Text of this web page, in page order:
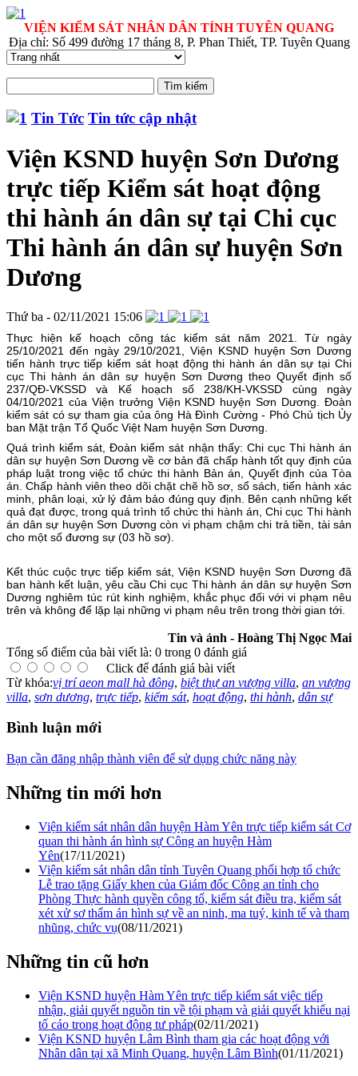
VIỆN KIỂM SÁT NHÂN DÂN TỈNH TUYÊN QUANG
Địa chỉ: Số 499 đường 17 tháng 8, P. Phan Thiết, TP. Tuyên Quang
Tin Tức Tin tức cập nhật
Viện KSND huyện Sơn Dương
trực tiếp Kiểm sát hoạt động
thi hành án dân sự tại Chi cục
Thi hành án dân sự huyện Sơn
Dương
Thứ ba - 02/11/2021 15:06
Thực hiện kế hoạch công tác kiểm sát năm 2021. Từ ngày
25/10/2021 đến ngày 29/10/2021, Viện KSND huyện Sơn Dương
tiến hành trực tiếp kiểm sát hoạt động thi hành án dân sự tại Chi
cục Thi hành án dân sự huyện Sơn Dương theo Quyết định số
237/QĐ-VKSSD và Kế hoạch số 238/KH-VKSSD cùng ngày
04/10/2021 của Viện trưởng Viện KSND huyện Sơn Dương. Đoàn
kiểm sát có sự tham gia của ông Hà Đình Cường - Phó Chủ tịch Ủy
ban Mặt trận Tổ Quốc Việt Nam huyện Sơn Dương.
Quá trình kiểm sát, Đoàn kiểm sát nhận thấy: Chi cục Thi hành án
dân sự huyện Sơn Dương về cơ bản đã chấp hành tốt quy định của
pháp luật trong việc tổ chức thi hành Bản án, Quyết định của Tòa
án. Chấp hành viên theo dõi chặt chẽ hồ sơ, sổ sách, tiến hành xác
minh, phân loại, xử lý đảm bảo đúng quy định. Bên cạnh những kết
quả đạt được, trong quá trình tổ chức thi hành án, Chi cục Thi hành
án dân sự huyện Sơn Dương còn vi phạm chậm chi trả tiền, tài sản
cho một số đương sự (03 hồ sơ).
Kết thúc cuộc trực tiếp kiểm sát, Viện KSND huyện Sơn Dương đã
ban hành kết luận, yêu cầu Chi cục Thi hành án dân sự huyện Sơn
Dương nghiêm túc rút kinh nghiệm, khắc phục đối với vi phạm nêu
trên và không để lặp lại những vi phạm nêu trên trong thời gian tới.
Tin và ảnh - Hoàng Thị Ngọc Mai
Tổng số điểm của bài viết là: 0 trong 0 đánh giá
Click để đánh giá bài viết
Từ khóa:vị trí aeon mall hà đông, biệt thự an vượng villa, an vượng
villa, sơn dương, trực tiếp, kiểm sát, hoạt động, thi hành, dân sự
Bình luận mới
Bạn cần đăng nhập thành viên để sử dụng chức năng này
Những tin mới hơn
Viện kiểm sát nhân dân huyện Hàm Yên trực tiếp kiểm sát Cơ
quan thi hành án hình sự Công an huyện Hàm
Yên(17/11/2021)
Viện kiểm sát nhân dân tỉnh Tuyên Quang phối hợp tổ chức
Lễ trao tặng Giấy khen của Giám đốc Công an tỉnh cho
Phòng Thực hành quyền công tố, kiểm sát điều tra, kiểm sát
xét xử sơ thẩm án hình sự về an ninh, ma tuý, kinh tế và tham
nhũng, chức vụ(08/11/2021)
Những tin cũ hơn
Viện KSND huyện Hàm Yên trực tiếp kiểm sát việc tiếp
nhận, giải quyết nguồn tin về tội phạm và giải quyết khiếu nại
tố cáo trong hoạt động tư pháp(02/11/2021)
Viện KSND huyện Lâm Bình tham gia các hoạt động với
Nhân dân tại xã Minh Quang, huyện Lâm Bình(01/11/2021)